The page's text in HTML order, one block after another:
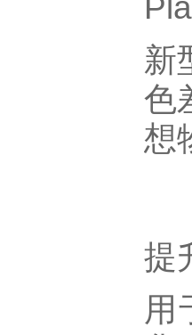
新
色
想
提
用